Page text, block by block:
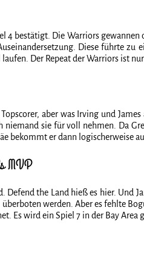
4 bestätigt. Die Warriors
Diese führte
Der Repeat der Warriors ist
aber was Irving und
sie für voll nehmen. Da
bekommt er dann logischerweise
MVP
Defend the Land hieß es hier.
werden. Aber es fehlte
Es wird ein Spiel 7 in der Bay